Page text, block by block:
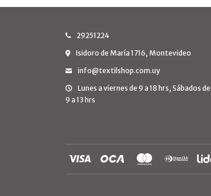
29251224
Isidoro de María 1716, Montevideo
info@textilshop.com.uy
Lunes a viernes de 9 a 18 hrs, Sábados de
9 a 13 hrs